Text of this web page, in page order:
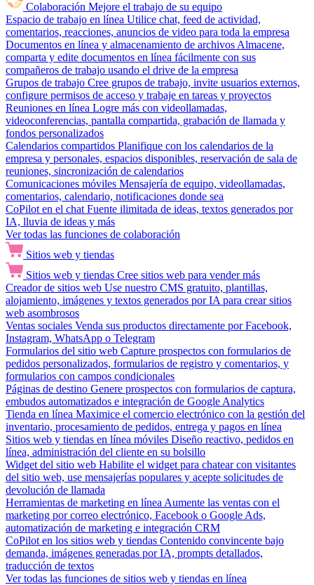
Colaboración Mejore el trabajo de su equipo
Espacio de trabajo en línea Utilice chat, feed de actividad,
comentarios, reacciones, anuncios de video para toda la empresa
Documentos en línea y almacenamiento de archivos Almacene,
comparta y edite documentos en línea fácilmente con sus
compañeros de trabajo usando el drive de la empresa
Grupos de trabajo Cree grupos de trabajo, invite usuarios externos,
configure permisos de acceso y trabaje en tareas y proyectos
Reuniones en línea Logre más con videollamadas,
videoconferencias, pantalla compartida, grabación de llamada y
fondos personalizados
Calendarios compartidos Planifique con los calendarios de la
empresa y personales, espacios disponibles, reservación de sala de
reuniones, sincronización de calendarios
Comunicaciones móviles Mensajería de equipo, videollamadas,
comentarios, calendario, notificaciones donde sea
CoPilot en el chat Fuente ilimitada de ideas, textos generados por
IA, lluvia de ideas y más
Ver todas las funciones de colaboración
Sitios web y tiendas
Sitios web y tiendas Cree sitios web para vender más
Creador de sitios web Use nuestro CMS gratuito, plantillas,
alojamiento, imágenes y textos generados por IA para crear sitios
web asombrosos
Ventas sociales Venda sus productos directamente por Facebook,
Instagram, WhatsApp o Telegram
Formularios del sitio web Capture prospectos con formularios de
pedidos personalizados, formularios de registro y comentarios, y
formularios con campos condicionales
Páginas de destino Genere prospectos con formularios de captura,
embudos automatizados e integración de Google Analytics
Tienda en línea Maximice el comercio electrónico con la gestión del
inventario, procesamiento de pedidos, entrega y pagos en línea
Sitios web y tiendas en línea móviles Diseño reactivo, pedidos en
línea, administración del cliente en su bolsillo
Widget del sitio web Habilite el widget para chatear con visitantes
del sitio web, use mensajerías populares y acepte solicitudes de
devolución de llamada
Herramientas de marketing en línea Aumente las ventas con el
marketing por correo electrónico, Facebook o Google Ads,
automatización de marketing e integración CRM
CoPilot en los sitios web y tiendas Contenido convincente bajo
demanda, imágenes generadas por IA, prompts detallados,
traducción de textos
Ver todas las funciones de sitios web y tiendas en línea